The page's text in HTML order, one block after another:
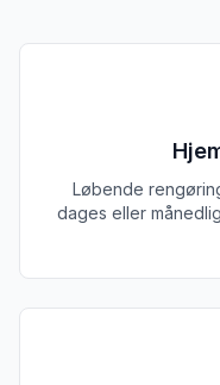
Løbende
dages eller